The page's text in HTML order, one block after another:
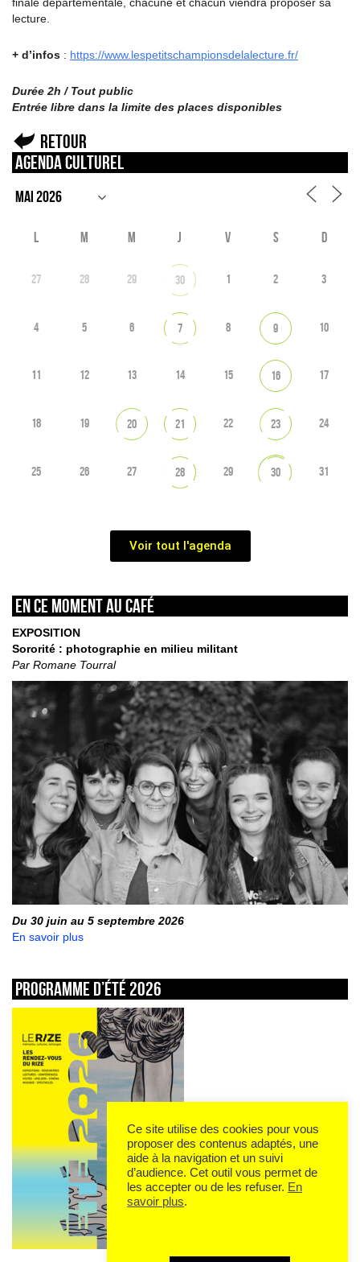
lecture.
+ d’infos : https://www.lespetitschampionsdelalecture.fr/
Durée 2h / Tout public
Entrée libre dans la limite des places disponibles
Retour
Agenda culturel
L M M J V S D
27 28 29 30 1 2 3
4 5 6 7 8 9 10
11 12 13 14 15 16 17
18 19 20 21 22 23 24
25 26 27 28 29 30 31
Voir tout l'agenda
En ce moment au café
EXPOSITION
Sororité : photographie en milieu militant
Par Romane Tourral
Du 30 juin au 5 septembre 2026
En savoir plus
Programme d’été 2026
Ce site utilise des cookies pour vous
proposer des contenus adaptés, une
aide à la navigation et un suivi
d’audience. Cet outil vous permet de
les accepter ou de les refuser. En
savoir plus.